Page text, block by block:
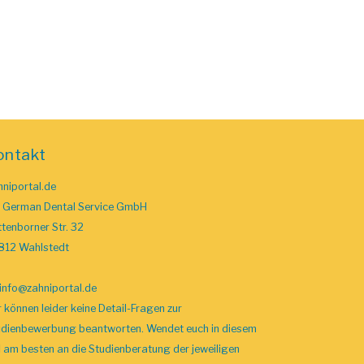
Dental Service GmbH
Str. 32
Wahlstedt
info@zahniportal.de
können leider keine Detail-Fragen zur
beantworten. Wendet euch in diesem
am besten an die Studienberatung der jeweiligen